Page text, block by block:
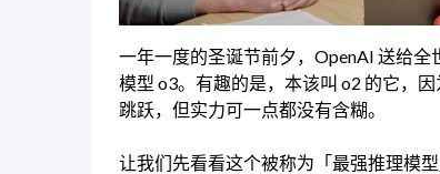
一年一度的圣诞节前夕，OpenAI 送给
模型 o3。有趣的是，本该叫 o2 的它，
跳跃，但实力可一点都没有含糊。
让我们先看看这个被称为「最强推理模型